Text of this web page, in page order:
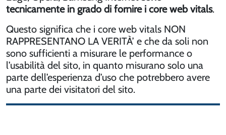
tecnicamente in grado di fornire i core web vitals.
Questo significa che i core web vitals NON
RAPPRESENTANO LA VERITÀ’ e che da soli non
sono sufficienti a misurare le performance o
l’usabilità del sito, in quanto misurano solo una
parte dell’esperienza d’uso che potrebbero avere
una parte dei visitatori del sito.